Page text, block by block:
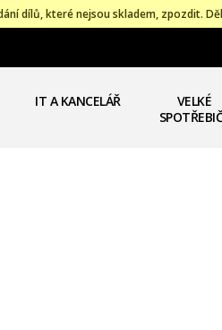
dílů, které nejsou skladem, zpozdit.
IT A KANCELÁŘ
VELKÉ